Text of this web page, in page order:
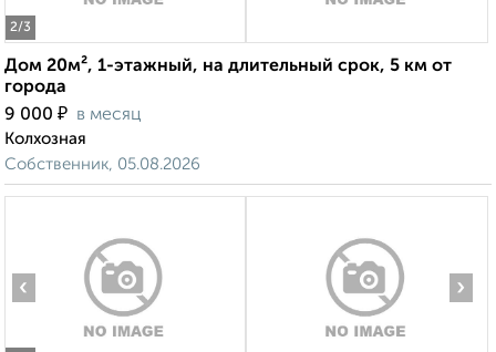
2/3
Дом 20м², 1-этажный, на длительный срок, 5 км от
города
9 000 ₽ в месяц
Колхозная
Собственник, 05.08.2026
‹ ›